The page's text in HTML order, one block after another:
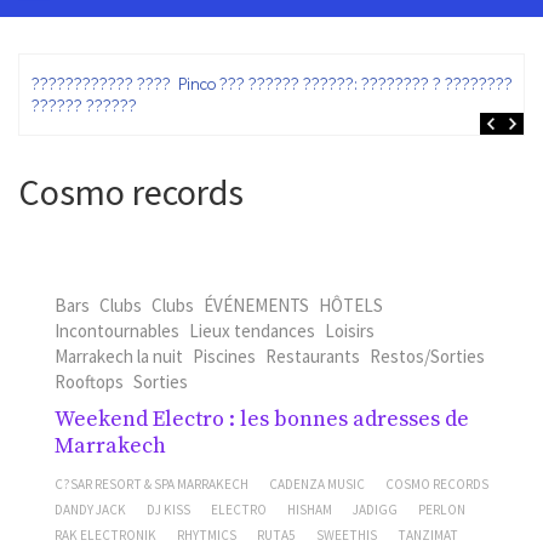
???????????? ???? Pinco ??? ?????? ??????: ???????? ? ???????? ?
?????? ??????
Cosmo records
Bars Clubs Clubs ÉVÉNEMENTS HÔTELS
Incontournables Lieux tendances Loisirs
Marrakech la nuit Piscines Restaurants Restos/Sorties
Rooftops Sorties
Weekend Electro : les bonnes adresses de
Marrakech
C?SAR RESORT & SPA MARRAKECH CADENZA MUSIC
COSMO RECORDS
DANDY JACK
DJ KISS ELECTRO HISHAM JADIGG
PERLON
RAK ELECTRONIK
RHYTMICS RUTA5 SWEETHIS
TANZIMAT